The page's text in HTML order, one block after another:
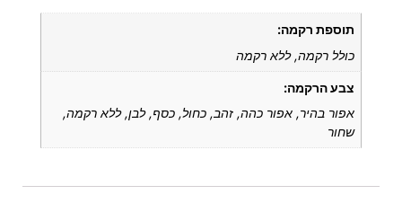
תוספת רקמה:
כולל רקמה, ללא רקמה
צבע הרקמה:
אפור בהיר, אפור כהה, זהב, כחול, כסף, לבן, ללא רקמה,
שחור